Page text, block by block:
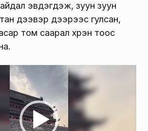
эвдэгдэж, зуун зуун
дээвэр дээрээс гулсан,
том саарал хүрэн тоос